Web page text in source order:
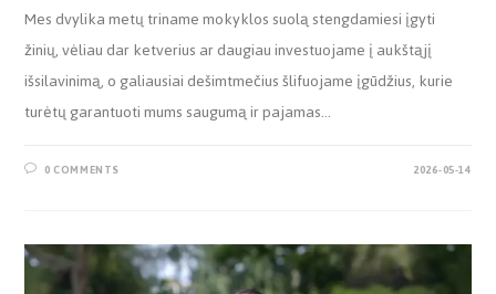
Mes dvylika metų triname mokyklos suolą stengdamiesi įgyti
žinių, vėliau dar ketverius ar daugiau investuojame į aukštąjį
išsilavinimą, o galiausiai dešimtmečius šlifuojame įgūdžius, kurie
turėtų garantuoti mums saugumą ir pajamas…
0 COMMENTS 2026-05-14